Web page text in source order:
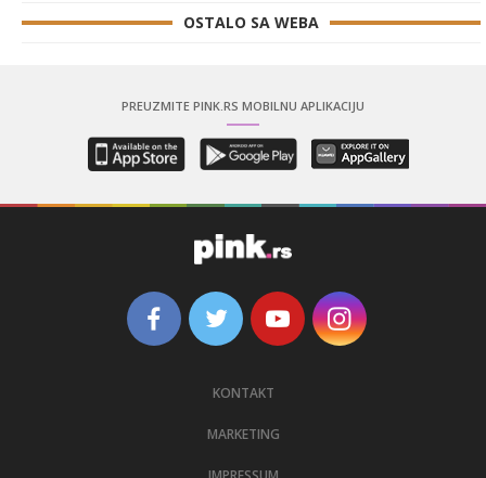
OSTALO SA WEBA
PREUZMITE PINK.RS MOBILNU APLIKACIJU
KONTAKT
MARKETING